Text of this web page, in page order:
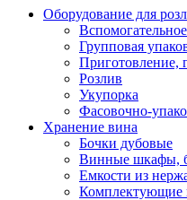
Оборудование для
Групповая
Приготовление,
Розлив
Укупорка
Фасовочно-
Хранение вина
Бочки дубовые
Винные шкафы,
Емкости из
Комплектующие